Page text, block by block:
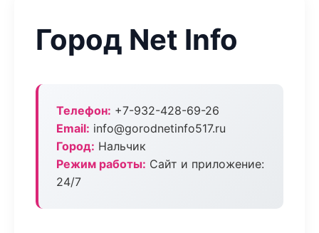
Город Net Info
Телефон: +7-932-428-69-26
Email: info@gorodnetinfo517.ru
Город: Нальчик
Режим работы: Сайт и приложение:
24/7